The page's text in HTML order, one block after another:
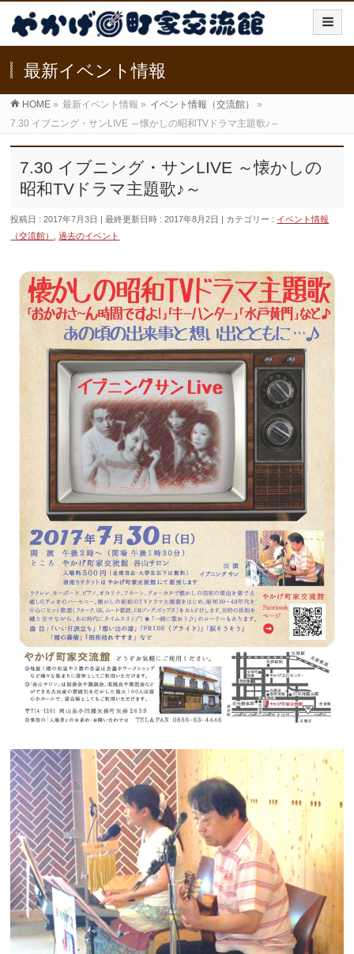
最新イベント情報
HOME » 最新イベント情報 » イベント情報（交流館）
»
7.30 イブニング・サンLIVE ～懐かしの昭和TVドラマ主題歌♪～
7.30 イブニング・サンLIVE ～懐かしの
昭和TVドラマ主題歌♪～
投稿日 : 2017年7月3日 最終更新日時 : 2017年8月2日 カテゴリー : イベント情報
（交流館）
,過去のイベント